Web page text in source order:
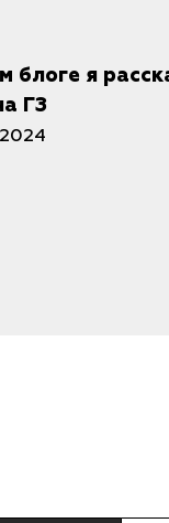
блоге я
ГЗ